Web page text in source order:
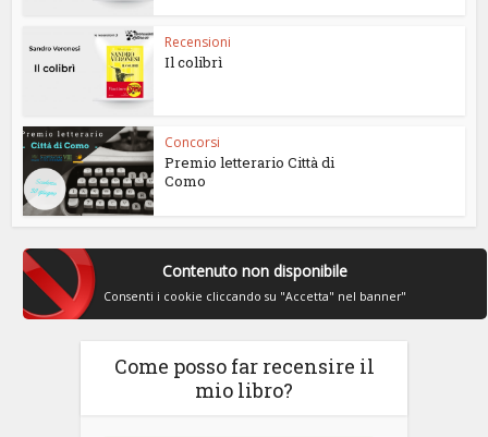
Recensioni
Il colibrì
Concorsi
Premio letterario Città di
Como
Contenuto non disponibile
Consenti i cookie cliccando su "Accetta" nel banner"
Come posso far recensire il
mio libro?